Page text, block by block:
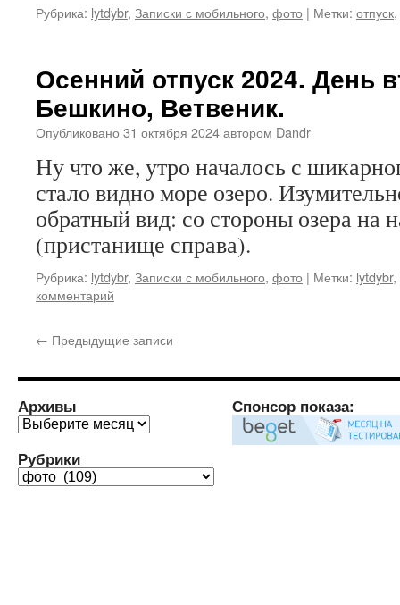
Рубрика: lytdybr, Записки с мобильного, фото | Метки: отпуск,
Осенний отпуск 2024. День
Бешкино, Ветвеник.
Опубликовано 31 октября 2024автором Dandr
Ну что же, утро началось с
стало видно море озеро.
обратный вид: со стороны озера на
(пристанище справа).
Рубрика: lytdybr, Записки с мобильного, фото | Метки: lytdybr,
комментарий
← Предыдущие записи
Архивы
Архивы
Рубрики
Рубрики
Спонсор показа: